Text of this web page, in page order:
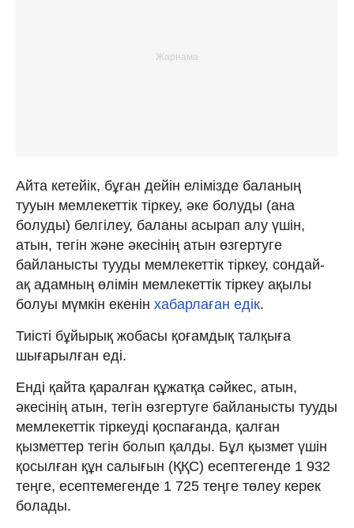
Айта кетейік, бұған дейін елімізде баланың
тууын мемлекеттік тіркеу, әке болуды (ана
болуды) белгілеу, баланы асырап алу үшін,
атын, тегін және әкесінің атын өзгертуге
байланысты тууды мемлекеттік тіркеу, сондай-
ақ адамның өлімін мемлекеттік тіркеу ақылы
болуы мүмкін екенін хабарлаған едік.
Тиісті бұйырық жобасы қоғамдық талқыға
шығарылған еді.
Енді қайта қаралған құжатқа сәйкес, атын,
әкесінің атын, тегін өзгертуге байланысты тууды
мемлекеттік тіркеуді қоспағанда, қалған
қызметтер тегін болып қалды. Бұл қызмет үшін
қосылған құн салығын (ҚҚС) есептегенде 1 932
теңге, есептемегенде 1 725 теңге төлеу керек
болады.